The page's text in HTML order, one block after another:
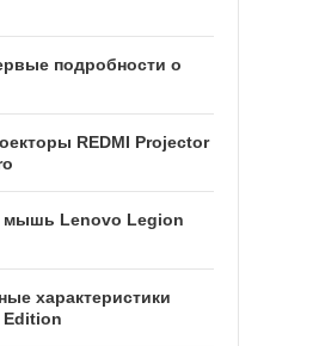
подробности о
REDMI Projector
мышь Lenovo Legion
характеристики
Edition